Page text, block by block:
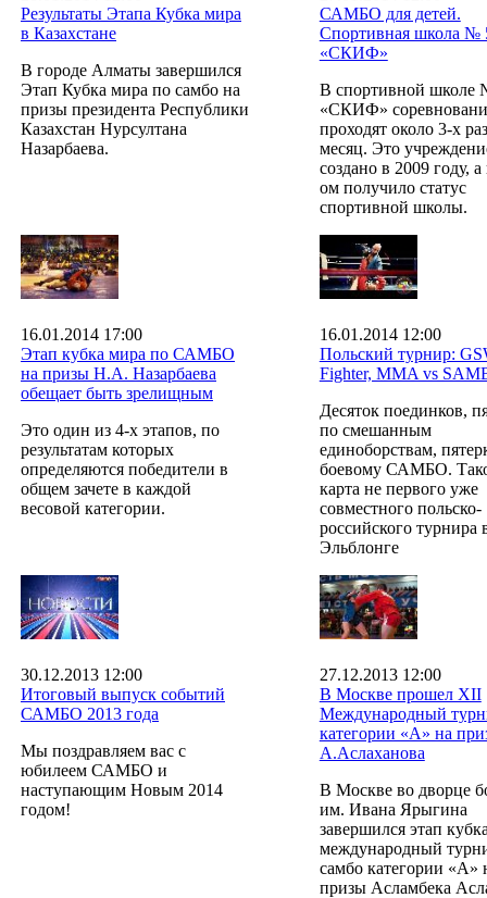
Результаты Этапа Кубка мира
в Казахстане
В городе Алматы завершился
Этап Кубка мира по самбо на
призы президента Республики
Казахстан Нурсултана
Назарбаева.
САМБО для детей.
Спортивная школа №
«СКИФ»
В спортивной школе
«СКИФ»
проходят около 3-х
месяц. Это
создано в 2009 году,
ом получило статус
спортивной школы.
16.01.2014 17:00
Этап кубка мира по САМБО
на призы Н.А. Назарбаева
обещает быть зрелищным
Это один из 4-х этапов, по
результатам которых
определяются победители в
общем зачете в каждой
весовой категории.
16.01.2014 12:00
Польский турнир:
Fighter, MMA vs
Десяток поединков,
по смешанным
единоборствам,
боевому САМБО.
карта не первого уже
совместного польско-
российского турнира
Эльблонге
30.12.2013 12:00
Итоговый выпуск событий
САМБО 2013 года
Мы поздравляем вас с
юбилеем САМБО и
наступающим Новым 2014
годом!
27.12.2013 12:00
В Москве прошел XII
Международный
категории «А» на
А.Аслаханова
В Москве во дворце
им. Ивана Ярыгина
завершился этап
международный
самбо категории «А»
призы Асламбека